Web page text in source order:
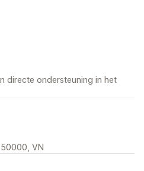
directe ondersteuning in het
VN